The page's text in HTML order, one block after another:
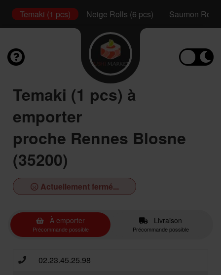
Temaki (1 pcs) Neige Rolls (6 pcs) Saumon Rolls
Temaki (1 pcs) à
emporter
proche Rennes Blosne
(35200)
Actuellement fermé...
À emporter
Précommande possible
Livraison
Précommande possible
02.23.45.25.98